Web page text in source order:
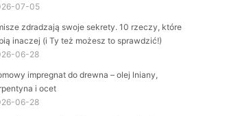
07-05
zdradzają swoje sekrety. 10 rzeczy, które
inaczej (i Ty też możesz to sprawdzić!)
06-28
impregnat do drewna – olej lniany,
i ocet
06-28